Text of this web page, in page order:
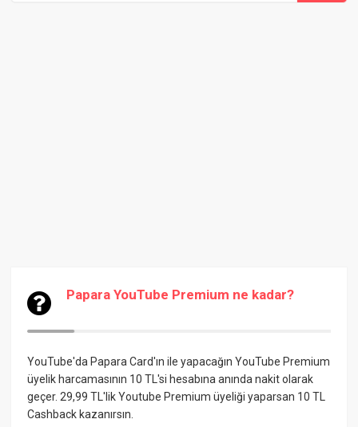
Papara YouTube Premium ne kadar?
YouTube'da Papara Card'ın ile yapacağın YouTube Premium
üyelik harcamasının 10 TL'si hesabına anında nakit olarak
geçer. 29,99 TL'lik Youtube Premium üyeliği yaparsan 10 TL
Cashback kazanırsın.